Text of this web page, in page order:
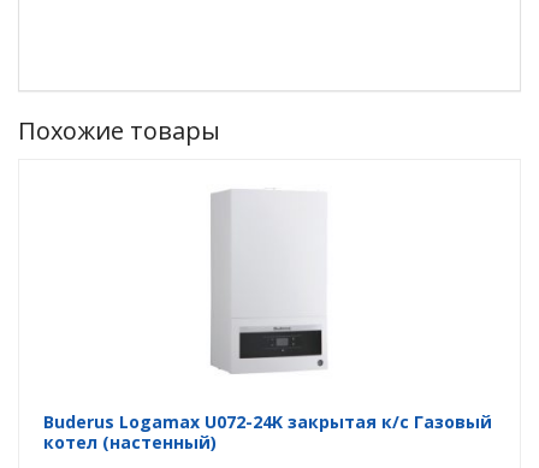
Похожие товары
Buderus Logamax U072-24K закрытая к/с Газовый
котел (настенный)